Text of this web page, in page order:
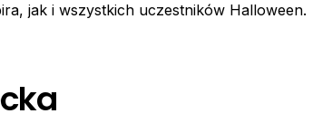
jak i wszystkich uczestników Halloween.